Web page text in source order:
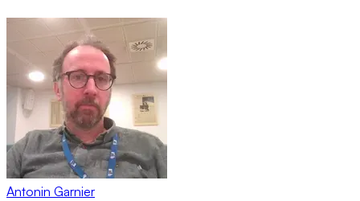
Antonin Garnier